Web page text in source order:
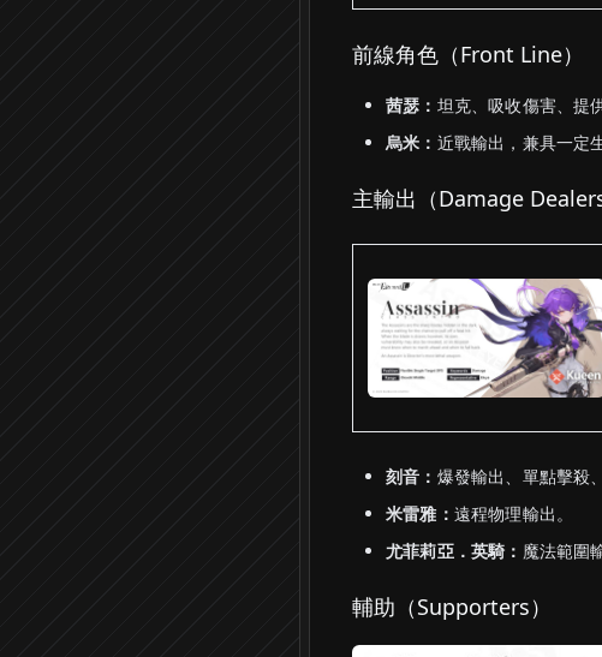
前線角色（Front Line）
茜瑟： 坦克、吸收傷害、提
烏米： 近戰輸出，兼具一定
主輸出（Damage Dealers
刻音： 爆發輸出、單點擊殺
米雷雅： 遠程物理輸出。
尤菲莉亞．英騎： 魔法範圍
輔助（Supporters）